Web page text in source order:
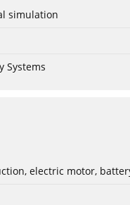
simulation
Systems
electric motor,